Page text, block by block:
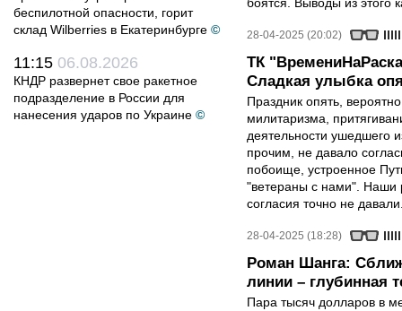
беспилотной опасности, горит
склад Wilberries в Екатеринбурге ©
11:15 06.08.2026
КНДР развернет свое ракетное
подразделение в России для
нанесения ударов по Украине ©
28-04-2025 (20:02)
ТК
Сладкая улыбка
Праздник опять,
милитаризма,
деятельности ушедшего
прочим, не давало
побоище, устроенное
"ветераны с нами". Наши
согласия точно не
28-04-2025 (18:28)
Роман Шанга:
линии – глубинная
Пара тысяч долларов в